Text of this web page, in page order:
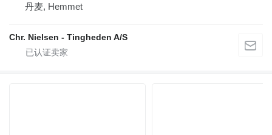
丹麦, Hemmet
Chr. Nielsen - Tingheden A/S